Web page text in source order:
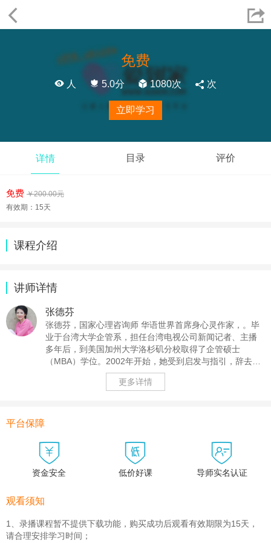
 
免费
 人  5.0分  1080次  次
立即学习
详情 目录 评价
免费 ￥200.00元
有效期：15天
课程介绍
讲师详情
张德芬
张德芬，国家心理咨询师 华语世界首席身心灵作家，。毕
业于台湾大学企管系，担任台湾电视公司新闻记者、主播
多年后，到美国加州大学洛杉矶分校取得了企管硕士
（MBA）学位。2002年开始，她受到启发与指引，辞去高
薪的工作，专心研修瑜伽以及各类心灵成长课程。代表作
品有《遇见未知的自己》、《遇见心想事成的自己》等。
的是"人类意识的进化与提升"，为地球美好的未来贡献一己
之力。目前与家人长期定居北京。 2007年6月在台湾出版
第一本有关身心灵成长的小说《遇见未知的自己》，名列
更多详情
平台保障

资金安全

低价好课

导师实名认证
观看须知
1、录播课程暂不提供下载功能，购买成功后观看有效期限为15天，
请合理安排学习时间；